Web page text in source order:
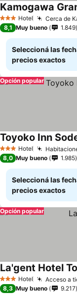
3 Estrellas
Hotel Cerca de
Kamogawa
8,1 Muy bueno 1.849
Seleccioná las
precios exactos
Opción popular
3 Estrellas
Hotel
Toyoko Inn
8,0 Muy bueno 1.985
Seleccioná las
precios exactos
Opción popular
3 Estrellas
Hotel Acceso a
La'gent Hotel
8,3 Muy bueno 9.217